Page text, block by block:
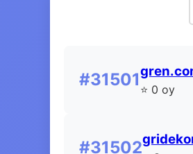
#31501 ⭐ 0 oy
#31502